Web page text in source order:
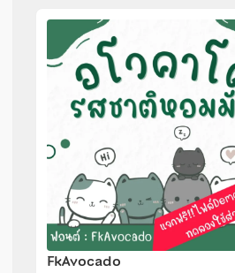
FkAvocado